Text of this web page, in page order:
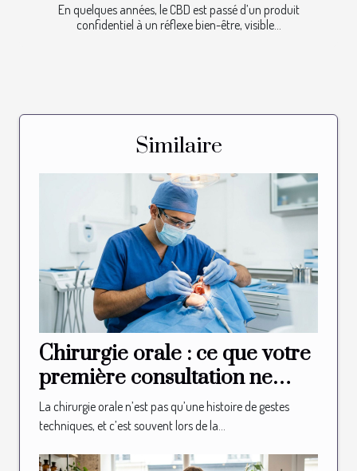
En quelques années, le CBD est passé d’un produit
confidentiel à un réflexe bien-être, visible...
Similaire
Chirurgie orale : ce que votre
première consultation ne
vous révélera jamais
La chirurgie orale n’est pas qu’une histoire de gestes
techniques, et c’est souvent lors de la...